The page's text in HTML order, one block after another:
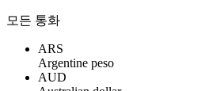
모든 통화
ARS
Argentine peso
AUD